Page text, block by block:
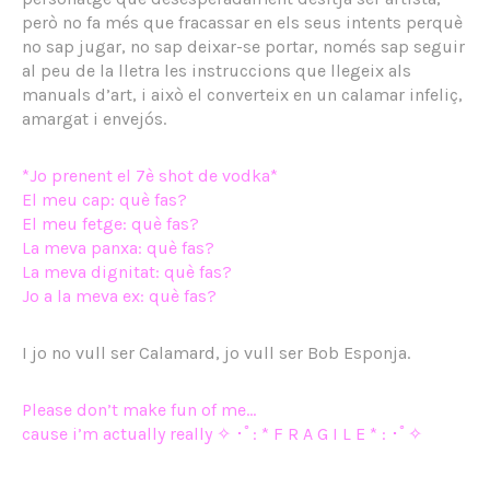
però no fa més que fracassar en els seus intents perquè
no sap jugar, no sap deixar-se portar, només sap seguir
al peu de la lletra les instruccions que llegeix als
manuals d’art, i això el converteix en un calamar infeliç,
amargat i envejós.
*Jo prenent el 7è shot de vodka*
El meu cap: què fas?
El meu fetge: què fas?
La meva panxa: què fas?
La meva dignitat: què fas?
Jo a la meva ex: què fas?
I jo no vull ser Calamard, jo vull ser Bob Esponja.
Please don’t make fun of me…
cause i’m actually really ✧ ･ﾟ: * F R A G I L E * : ･ﾟ✧